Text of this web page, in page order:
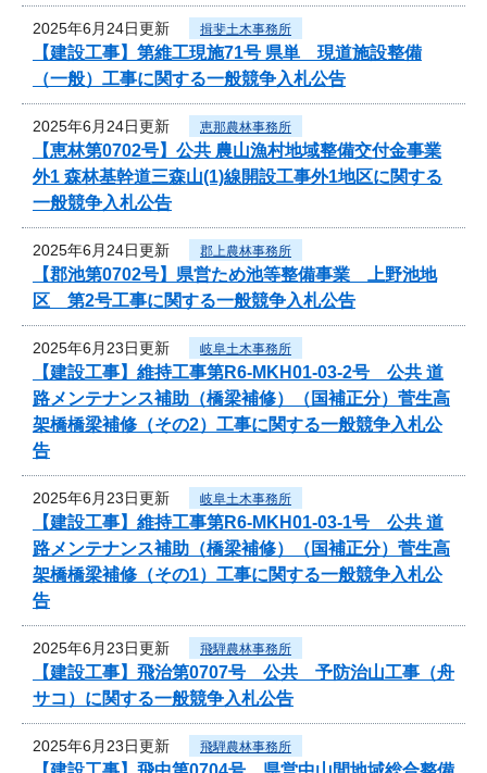
2025年6月24日更新 揖斐土木事務所
【建設工事】第維工現施71号 県単 現道施設整備
（一般）工事に関する一般競争入札公告
2025年6月24日更新 恵那農林事務所
【恵林第0702号】公共 農山漁村地域整備交付金事業
外1 森林基幹道三森山(1)線開設工事外1地区に関する
一般競争入札公告
2025年6月24日更新 郡上農林事務所
【郡池第0702号】県営ため池等整備事業 上野池地
区 第2号工事に関する一般競争入札公告
2025年6月23日更新 岐阜土木事務所
【建設工事】維持工事第R6-MKH01-03-2号 公共 道
路メンテナンス補助（橋梁補修）（国補正分）菅生高
架橋橋梁補修（その2）工事に関する一般競争入札公
告
2025年6月23日更新 岐阜土木事務所
【建設工事】維持工事第R6-MKH01-03-1号 公共 道
路メンテナンス補助（橋梁補修）（国補正分）菅生高
架橋橋梁補修（その1）工事に関する一般競争入札公
告
2025年6月23日更新 飛騨農林事務所
【建設工事】飛治第0707号 公共 予防治山工事（舟
サコ）に関する一般競争入札公告
2025年6月23日更新 飛騨農林事務所